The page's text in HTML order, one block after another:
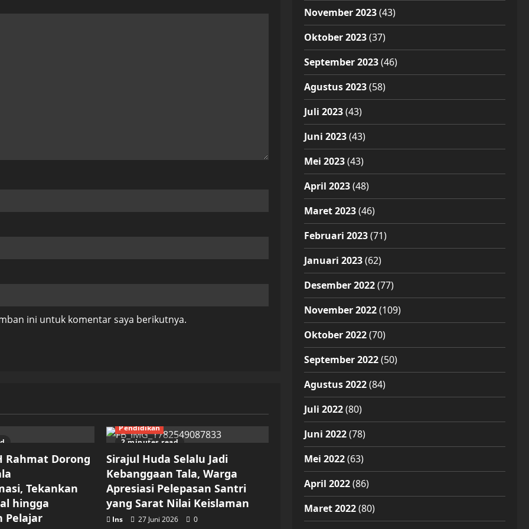
ini untuk komentar saya berikutnya.
Rahmat Dorong
Tekankan
hingga
Pelajar
2 minutes read
Pendidikan
Sirajul Huda Selalu Jadi
Kebanggaan Tala, Warga
Apresiasi Pelepasan Santri
yang Sarat Nilai Keislaman
Ins 27 Juni 2026 0
November 2023(43)
Oktober 2023(37)
September 2023(46)
Agustus 2023(58)
Juli 2023(43)
Juni 2023(43)
Mei 2023(43)
April 2023(48)
Maret 2023(46)
Februari 2023(71)
Januari 2023(62)
Desember 2022(77)
November 2022(109)
Oktober 2022(70)
September 2022(50)
Agustus 2022(84)
Juli 2022(80)
Juni 2022(78)
Mei 2022(63)
April 2022(86)
Maret 2022(80)